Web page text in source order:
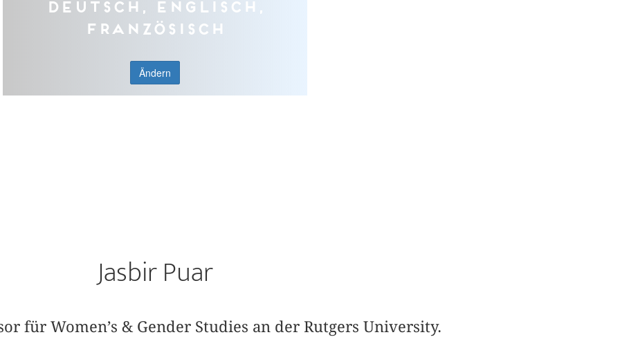
Deutsch, Englisch,
Französisch
Ändern
Jasbir Puar
für Women’s & Gender Studies an der Rutgers University.